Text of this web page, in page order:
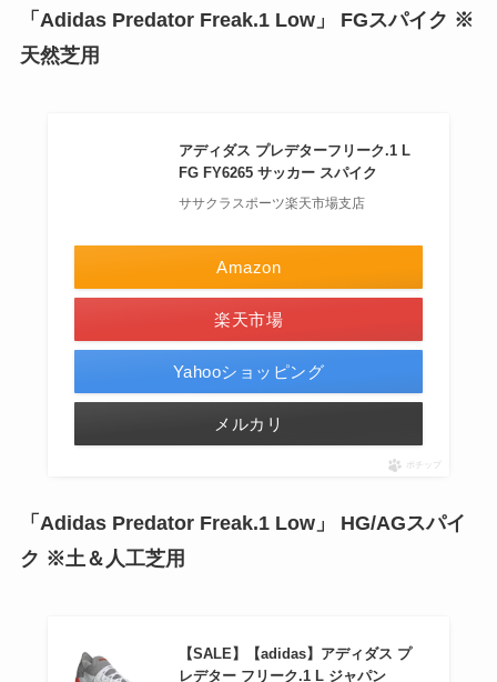
「Adidas Predator Freak.1 Low」 FGスパイク ※
天然芝用
アディダス プレデターフリーク.1 L
FG FY6265 サッカー スパイク
ササクラスポーツ楽天市場支店
Amazon
楽天市場
Yahooショッピング
メルカリ
ポチップ
「Adidas Predator Freak.1 Low」 HG/AGスパイ
ク ※土＆人工芝用
【SALE】【adidas】アディダス プ
レデター フリーク.1 L ジャパン